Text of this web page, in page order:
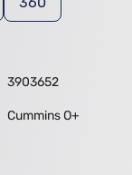
3903652
Cummins O+